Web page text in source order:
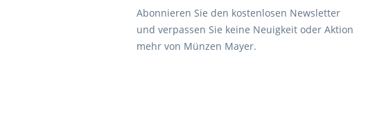
Abonnieren Sie den kostenlosen Newsletter
und verpassen Sie keine Neuigkeit oder Aktion
mehr von Münzen Mayer.